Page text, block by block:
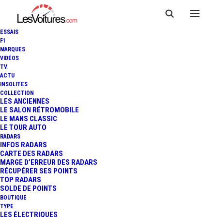
ESSAIS
F1
MARQUES
VIDÉOS
TV
ACTU
INSOLITES
COLLECTION
LES ANCIENNES
LE SALON RÉTROMOBILE
LE MANS CLASSIC
LE TOUR AUTO
RADARS
INFOS RADARS
CARTE DES RADARS
MARGE D’ERREUR DES RADARS
RÉCUPÉRER SES POINTS
TOP RADARS
SOLDE DE POINTS
BOUTIQUE
TYPE
LES ÉLECTRIQUES
24 novembre 2023
ABT XGT : AUDI R8 DE